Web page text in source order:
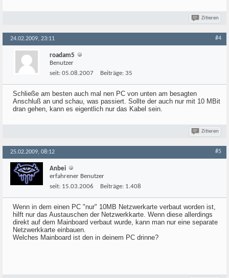
Zitieren
24.02.2009, 23:11 #4
roadam5
Benutzer
seit: 05.08.2007 Beiträge: 35
Schließe am besten auch mal nen PC von unten am besagten
Anschluß an und schau, was passiert. Sollte der auch nur mit 10 MBit
dran gehen, kann es eigentlich nur das Kabel sein.
Zitieren
25.02.2009, 08:12 #5
Anbei
erfahrener Benutzer
seit: 15.03.2006 Beiträge: 1.408
Wenn in dem einen PC "nur" 10MB Netzwerkarte verbaut worden ist,
hilft nur das Austauschen der Netzwerkkarte. Wenn diese allerdings
direkt auf dem Mainboard verbaut wurde, kann man nur eine separate
Netzwerkkarte einbauen.
Welches Mainboard ist den in deinem PC drinne?